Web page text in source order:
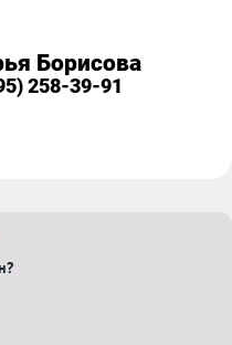
Борисова
258-39-91